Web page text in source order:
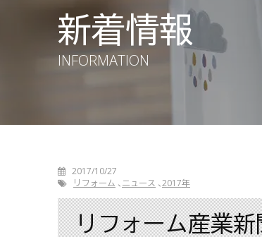
新着情報
INFORMATION
2017/10/27
リフォーム
ニュース 2017年
リフォーム産業新